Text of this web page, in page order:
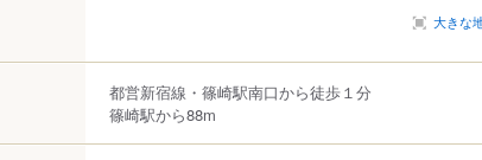
大きな
都営新宿線・篠崎駅南口から徒歩１分
篠崎駅から88m